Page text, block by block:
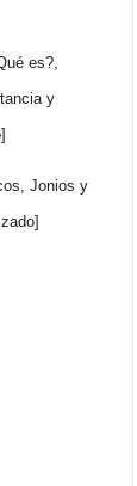
es?,
y
Jonios y